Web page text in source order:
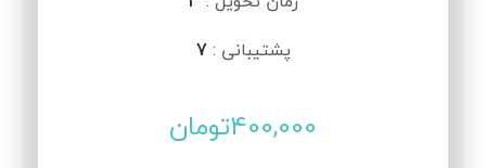
پشتیبانی :7
400,000تومان